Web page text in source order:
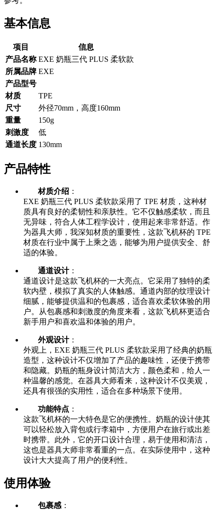
基本信息
项目
信息
产品名称 EXE 奶瓶三代 PLUS 柔软款
所属品牌 EXE
产品型号
材质
TPE
尺寸
外径70mm，高度160mm
重量
150g
刺激度
低
通道长度 130mm
产品特性
材质介绍 ：
EXE 奶瓶三代 PLUS 柔软款采用了 TPE 材质，这种材
质具有良好的柔韧性和亲肤性。它不仅触感柔软，而且
无异味，符合人体工程学设计，使用起来非常舒适。作
为器具大师，我深知材质的重要性，这款飞机杯的 TPE
材质在行业中属于上乘之选，能够为用户提供安全、舒
适的体验。
通道设计：
通道设计是这款飞机杯的一大亮点。它采用了独特的柔
软内壁，模拟了真实的人体触感。通道内部的纹理设计
细腻，能够提供温和的包裹感，适合喜欢柔软体验的用
户。从包裹感和刺激度的角度来看，这款飞机杯更适合
新手用户和喜欢温和体验的用户。
外观设计：
外观上，EXE 奶瓶三代 PLUS 柔软款采用了经典的奶瓶
造型，这种设计不仅增加了产品的趣味性，还便于携带
和隐藏。奶瓶的瓶身设计简洁大方，颜色柔和，给人一
种温馨的感觉。在器具大师看来，这种设计不仅美观，
还具有很强的实用性，适合在多种场景下使用。
功能特点 ：
这款飞机杯的一大特色是它的便携性。奶瓶的设计使其
可以轻松放入背包或行李箱中，方便用户在旅行或出差
时携带。此外，它的开口设计合理，易于使用和清洁，
这也是器具大师非常看重的一点。在实际使用中，这种
设计大大提高了用户的便利性。
使用体验
包裹感 ：